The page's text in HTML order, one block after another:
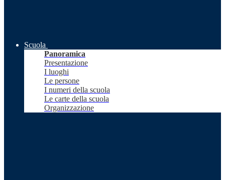
Scuola
Panoramica
Presentazione
I luoghi
Le persone
I numeri della scuola
Le carte della scuola
Organizzazione